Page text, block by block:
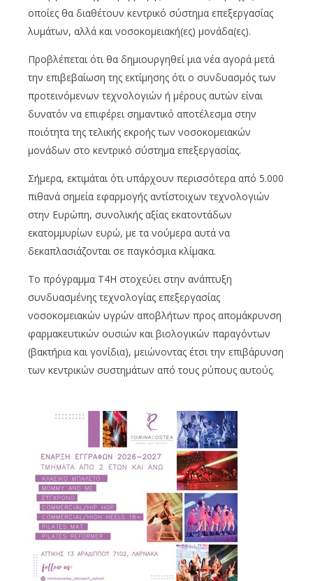
οποίες θα διαθέτουν κεντρικό σύστημα επεξεργασίας
λυμάτων, αλλά και νοσοκομειακή(ες) μονάδα(ες).
Προβλέπεται ότι θα δημιουργηθεί μια νέα αγορά μετά
την επιβεβαίωση της εκτίμησης ότι ο συνδυασμός των
προτεινόμενων τεχνολογιών ή μέρους αυτών είναι
δυνατόν να επιφέρει σημαντικό αποτέλεσμα στην
ποιότητα της τελικής εκροής των νοσοκομειακών
μονάδων στο κεντρικό σύστημα επεξεργασίας.
Σήμερα, εκτιμάται ότι υπάρχουν περισσότερα από 5.000
πιθανά σημεία εφαρμογής αντίστοιχων τεχνολογιών
στην Ευρώπη, συνολικής αξίας εκατοντάδων
εκατομμυρίων ευρώ, με τα νούμερα αυτά να
δεκαπλασιάζονται σε παγκόσμια κλίμακα.
Το πρόγραμμα T4H στοχεύει στην ανάπτυξη
συνδυασμένης τεχνολογίας επεξεργασίας
νοσοκομειακών υγρών αποβλήτων προς απομάκρυνση
φαρμακευτικών ουσιών και βιολογικών παραγόντων
(βακτήρια και γονίδια), μειώνοντας έτσι την επιβάρυνση
των κεντρικών συστημάτων από τους ρύπους αυτούς.